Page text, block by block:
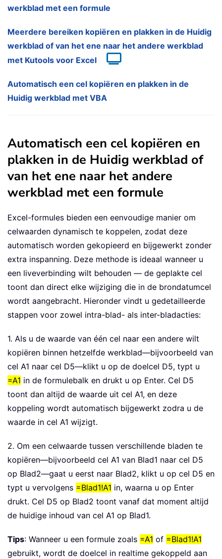
werkblad met een formule
Meerdere bereiken kopiëren en plakken in de Huidig
werkblad of van het ene naar het andere werkblad
met Kutools voor Excel
Automatisch een cel kopiëren en plakken in de
Huidig werkblad met VBA
Automatisch een cel kopiëren en
plakken in de Huidig werkblad of
van het ene naar het andere
werkblad met een formule
Excel-formules bieden een eenvoudige manier om
celwaarden dynamisch te koppelen, zodat deze
automatisch worden gekopieerd en bijgewerkt zonder
extra inspanning. Deze methode is ideaal wanneer u
een liveverbinding wilt behouden — de geplakte cel
toont dan direct elke wijziging die in de brondatumcel
wordt aangebracht. Hieronder vindt u gedetailleerde
stappen voor zowel intra-blad- als inter-bladacties:
1. Als u de waarde van één cel naar een andere wilt
kopiëren binnen hetzelfde werkblad—bijvoorbeeld van
cel A1 naar cel D5—klikt u op de doelcel D5, typt u
=A1 in de formulebalk en drukt u op Enter. Cel D5
toont dan altijd de waarde uit cel A1, en deze
koppeling wordt automatisch bijgewerkt zodra u de
waarde in cel A1 wijzigt.
2. Om een celwaarde tussen verschillende bladen te
kopiëren—bijvoorbeeld cel A1 van Blad1 naar cel D5
op Blad2—gaat u eerst naar Blad2, klikt u op cel D5 en
typt u vervolgens =Blad1!A1 in, waarna u op Enter
drukt. Cel D5 op Blad2 toont vanaf dat moment altijd
de huidige inhoud van cel A1 op Blad1.
Tips: Wanneer u een formule zoals =A1 of =Blad1!A1
gebruikt, wordt de doelcel in realtime gekoppeld aan